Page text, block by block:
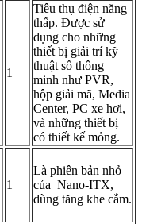
1
Tiêu thụ điện năng
thấp. Được sử
dụng cho những
thiết bị giải trí kỹ
thuật số thông
minh như PVR,
hộp giải mã, Media
Center, PC xe hơi,
và những thiết bị
có thiết kế mỏng.
1
Là phiên bản nhỏ
của Nano-ITX,
dùng tăng khe cắm.